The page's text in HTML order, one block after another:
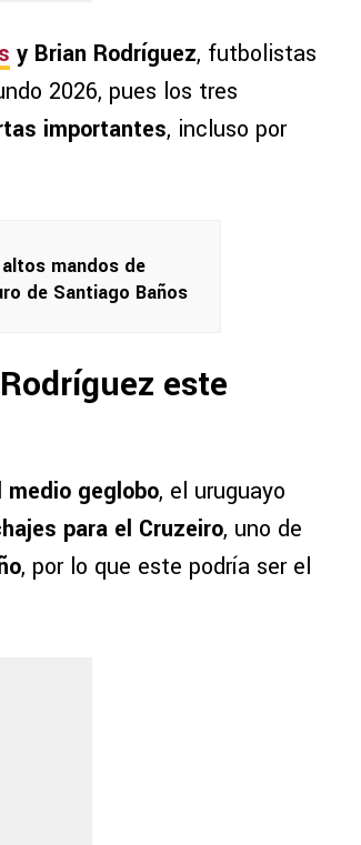
y Brian Rodríguez, futbolistas
2026, pues los tres
importantes, incluso por
altos mandos de
de Santiago Baños
este
geglobo, el uruguayo
para el Cruzeiro, uno de
, por lo que este podría ser el